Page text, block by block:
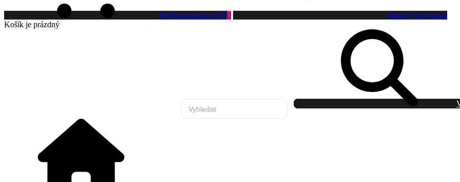
Přejít do košíku 0 Kč0
Toggle Dropdown
Košík je prázdný